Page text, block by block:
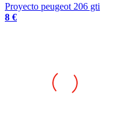
Proyecto peugeot 206 gti
8 €